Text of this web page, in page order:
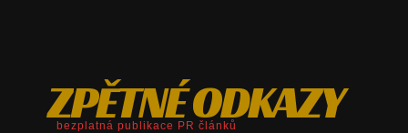
ZPĚTNÉ ODKAZY
bezplatná publikace PR článků